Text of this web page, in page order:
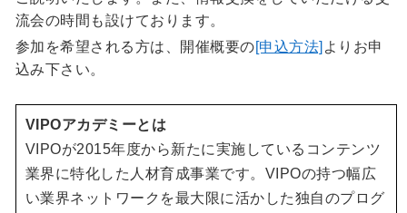
流会の時間も設けております。
参加を希望される方は、開催概要の [申込方法] よりお申
込み下さい。
VIPOアカデミーとは
VIPOが2015年度から新たに実施しているコンテンツ
業界に特化した人材育成事業です。VIPOの持つ幅広
い業界ネットワークを最大限に活かした独自のプログ